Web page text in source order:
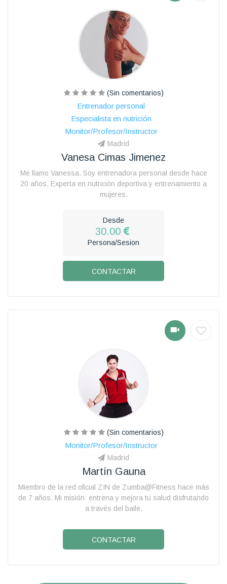
(Sin comentarios)
Entrenador personal
Especialista en nutrición
Monitor/Profesor/Instructor
Madrid
Vanesa Cimas Jimenez
Me llamo Vanessa. Soy entrenadora personal desde hace
20 años. Experta en nutrición deportiva y entrenamiento a
mujeres.
Desde
30.00
Persona/Sesion
CONTACTAR
(Sin comentarios)
Monitor/Profesor/Instructor
Madrid
Martín Gauna
Miembro de la red oficial ZIN de Zumba@Fitness hace más
de 7 años. Mi misión: entrena y mejora tu salud disfrutando
a través del baile.
CONTACTAR